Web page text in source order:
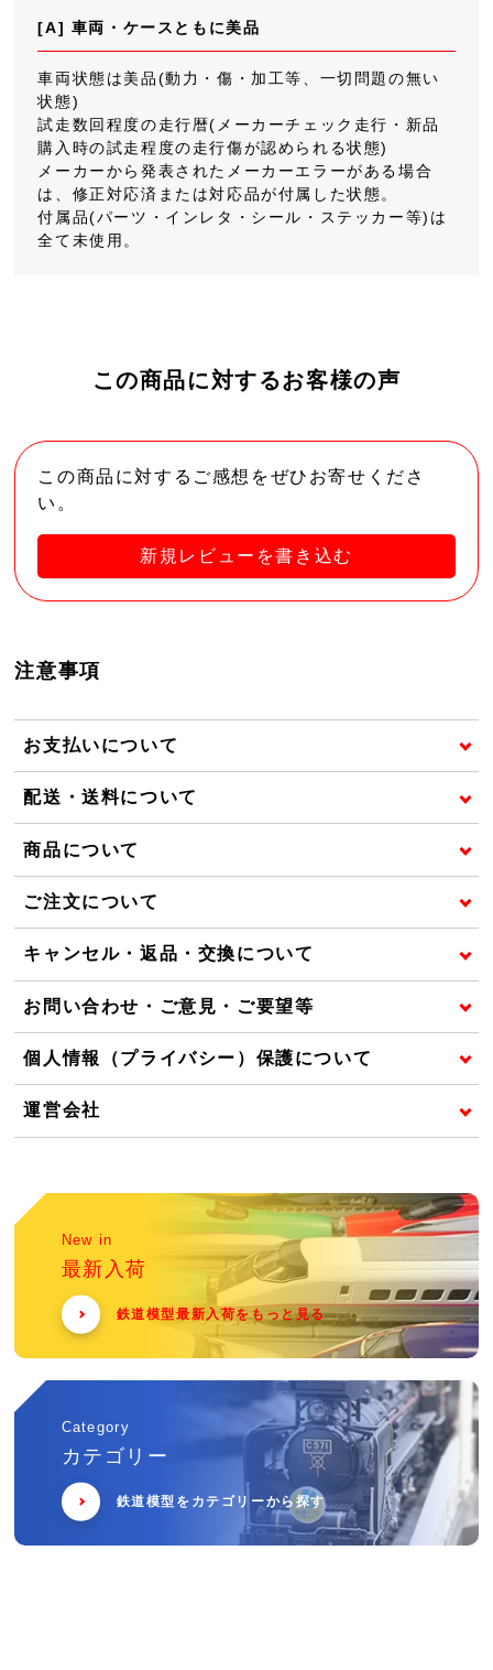
[A] 車両・ケースともに美品
車両状態は美品(動力・傷・加工等、一切問題の無い
状態)
試走数回程度の走行暦(メーカーチェック走行・新品
購入時の試走程度の走行傷が認められる状態)
メーカーから発表されたメーカーエラーがある場合
は、修正対応済または対応品が付属した状態。
付属品(パーツ・インレタ・シール・ステッカー等)は
全て未使用。
この商品に対するお客様の声
この商品に対するご感想をぜひお寄せくださ
い。
新規レビューを書き込む
注意事項
お支払いについて
配送・送料について
商品について
ご注文について
キャンセル・返品・交換について
お問い合わせ・ご意見・ご要望等
個人情報（プライバシー）保護について
運営会社
New in
最新入荷
鉄道模型最新入荷をもっと見る
Category
カテゴリー
鉄道模型をカテゴリーから探す